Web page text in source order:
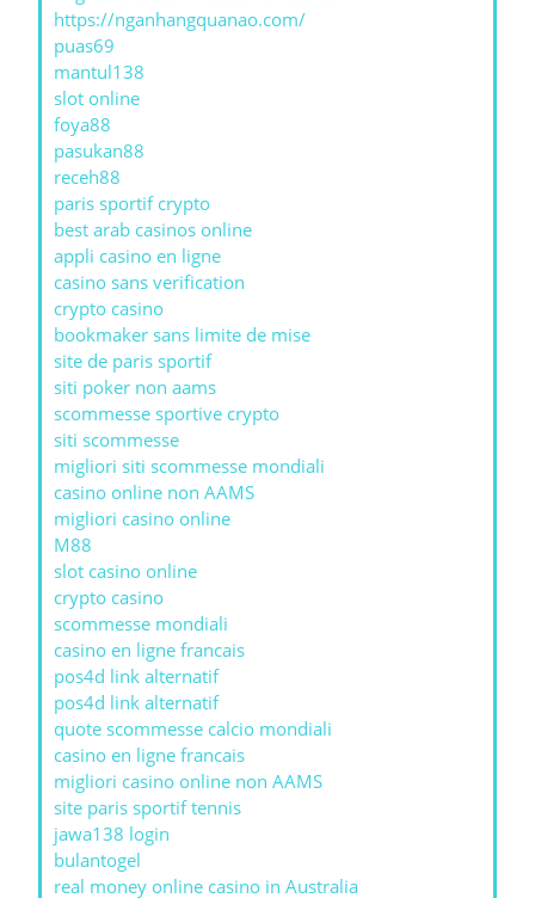
https://nganhangquanao.com/
puas69
mantul138
slot online
foya88
pasukan88
receh88
paris sportif crypto
best arab casinos online
appli casino en ligne
casino sans verification
crypto casino
bookmaker sans limite de mise
site de paris sportif
siti poker non aams
scommesse sportive crypto
siti scommesse
migliori siti scommesse mondiali
casino online non AAMS
migliori casino online
M88
slot casino online
crypto casino
scommesse mondiali
casino en ligne francais
pos4d link alternatif
pos4d link alternatif
quote scommesse calcio mondiali
casino en ligne francais
migliori casino online non AAMS
site paris sportif tennis
jawa138 login
bulantogel
real money online casino in Australia